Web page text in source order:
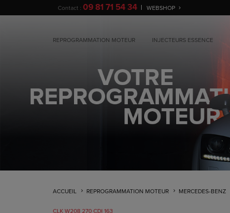
Contact : 09 81 71 54 34 WEBSHOP
REPROGRAMMATION MOTEUR INJECTEURS ESSENCE
ACCUEIL REPROGRAMMATION MOTEUR MERCEDES-BENZ
CLK W208 270 CDI 163